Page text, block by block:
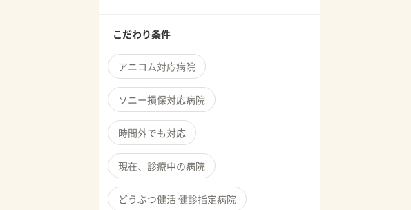
こだわり条件
アニコム対応病院
ソニー損保対応病院
時間外でも対応
現在、診療中の病院
どうぶつ健活 健診指定病院